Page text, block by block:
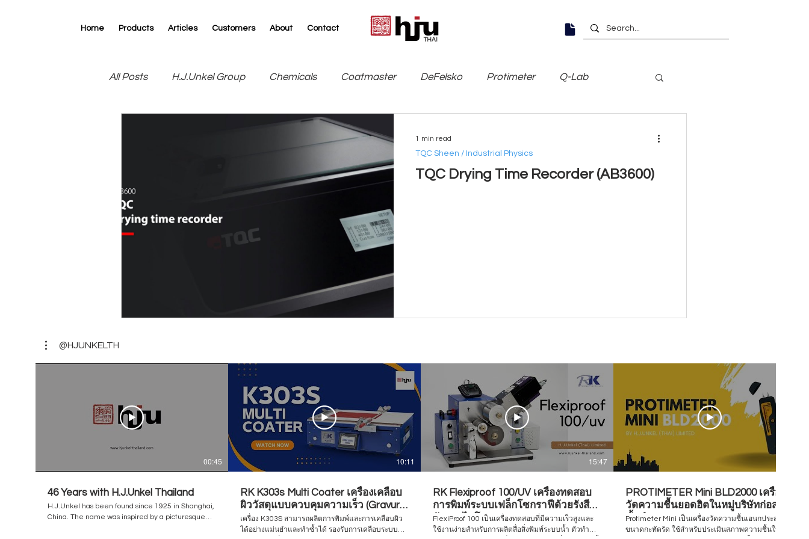
Home Products Articles Customers About Contact
THAI
All Posts H.J.Unkel Group Chemicals Coatmaster DeFelsko Protimeter Q-Lab
SITA TQC Sheen / Industrial Physics
TQC Drying Time Recorder (AB3600)
TQC Sheen / Industrial Physics
1 min read
@HJUNKELTH
00:45
46 Years with H.J.Unkel Thailand
H.J.Unkel has been found since 1925 in Shanghai,
China. The name was inspired by a picturesque
10:11
RK K303s Multi Coater เครื่องเคลือบ
ผิววัสดุแบบควบคุมความเร็ว (Gravure
/ Flexo / Bar Coater)
เครื่อง K303S สามารถผลิตการพิมพ์และการเคลือบผิว
ได้อย่างแม่นยำและทำซ้ำได้ รองรับการเคลือบระบบ
15:47
RK Flexiproof 100/UV เครื่องทดสอบ
การพิมพ์ระบบเฟล็กโซกราฟีด้วยรังสี
อัลตราไวโอเลต
FlexiProof 100 เป็นเครื่องทดสอบที่มีความเร็วสูงและ
ใช้งานง่ายสำหรับการผลิตสื่อสิ่งพิมพ์ระบบน้ำ ตัวทำ
PROTIMETER Mini BLD2000 เครื่อง
วัดความชื้นยอดฮิตในหมู่บริษัทก่อสร้าง
ชั้นนำ
Protimeter Mini เป็นเครื่องวัดความชื้นเอนกประสงค์
ขนาดกะทัดรัด ใช้สำหรับประเมินสภาพความชื้นใน